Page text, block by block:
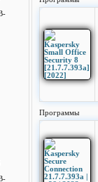
Программы